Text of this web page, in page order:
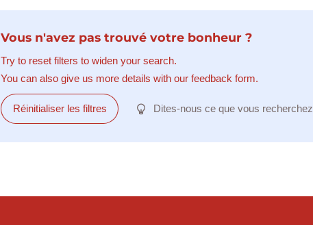
Vous n'avez pas trouvé votre bonheur ?
Try to reset filters to widen your search.
You can also give us more details with our feedback form.
Réinitialiser les filtres Dites-nous ce que vous recherchez